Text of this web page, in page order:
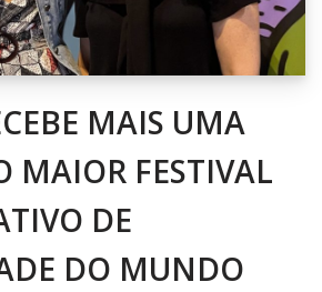
MAIS UMA
MAIOR FESTIVAL
DE
DO MUNDO